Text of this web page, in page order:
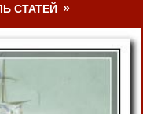
СТАТЕЙ